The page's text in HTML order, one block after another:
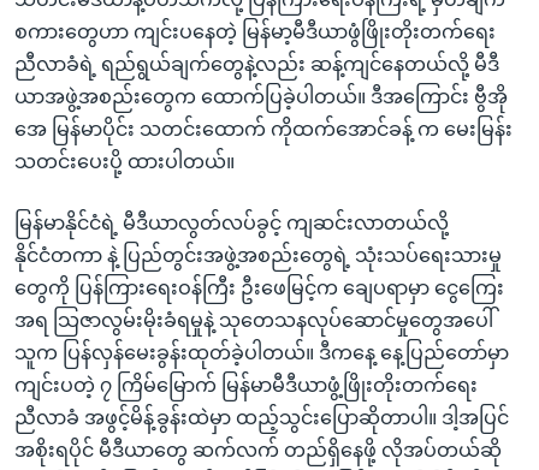
ရန်စကားတွေဟာ ကျင်းပနေတဲ့ မြန်မာ့မီဒီယာဖွံဖြိုးတိုးတက်ရေး
ညီလာခံရဲ့ ရည်ရွယ်ချက်တွေနဲ့လည်း ဆန့်ကျင်နေတယ်လို့ မီဒီ
ယာအဖွဲ့အစည်းတွေက ထောက်ပြခဲ့ပါတယ်။ ဒီအကြောင်း ဗွီအို
အေ မြန်မာပိုင်း သတင်းထောက် ကိုထက်အောင်ခန့် က မေးမြန်း
သတင်းပေးပို့ ထားပါတယ်။
မြန်မာနိုင်ငံရဲ့ မီဒီယာလွတ်လပ်ခွင့် ကျဆင်းလာတယ်လို့
နိုင်ငံတကာ နဲ့ ပြည်တွင်းအဖွဲ့အစည်းတွေရဲ့ သုံးသပ်ရေးသားမှု
တွေကို ပြန်ကြားရေးဝန်ကြီး ဦးဖေမြင့်က ချေပရာမှာ ငွေကြေး
အရ သြဇာလွမ်းမိုးခံရမှုနဲ့ သုတေသနလုပ်ဆောင်မှုတွေအပေါ်
သူက ပြန်လှန်မေးခွန်းထုတ်ခဲ့ပါတယ်။ ဒီကနေ့ နေ့ပြည်တော်မှာ
ကျင်းပတဲ့ ၇ ကြိမ်မြောက် မြန်မာမီဒီယာဖွံ့ဖြိုးတိုးတက်ရေး
ညီလာခံ အဖွင့်မိန့်ခွန်းထဲမှာ ထည့်သွင်းပြောဆိုတာပါ။ ဒါ့အပြင်
အစိုးရပိုင် မီဒီယာတွေ ဆက်လက် တည်ရှိနေဖို့ လိုအပ်တယ်ဆို